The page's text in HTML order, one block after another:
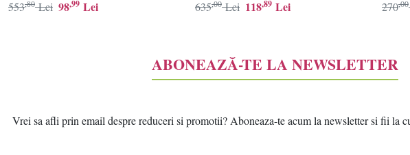
98,99 Lei
553,80 Lei 118,89 Lei
635,00 Lei 270,00
ABONEAZĂ-TE LA NEWSLETTER
Vrei sa afli prin email despre reduceri si promotii? Aboneaza-te acum la newsletter si fii la